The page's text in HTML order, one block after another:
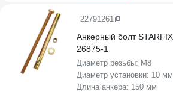
22791261
Анкерный болт
26875-1
Диаметр резьбы: М8
Диаметр установки: 10 мм
Длина анкера: 150 мм